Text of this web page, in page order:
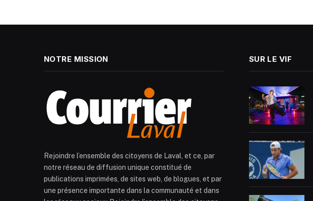
NOTRE MISSION
Rejoindre l’ensemble des citoyens de Laval, et ce, par
notre réseau de diffusion unique constitué de
publications imprimées, de sites web, de blogues, et par
une présence importante dans la communauté et dans
SUR LE VIF